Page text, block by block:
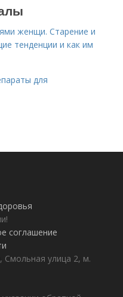
женщи. Старение и
тенденции и как им
для
соглашение
Смольная улица 2, м.